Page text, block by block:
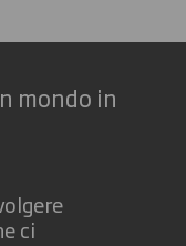
mondo in
ci